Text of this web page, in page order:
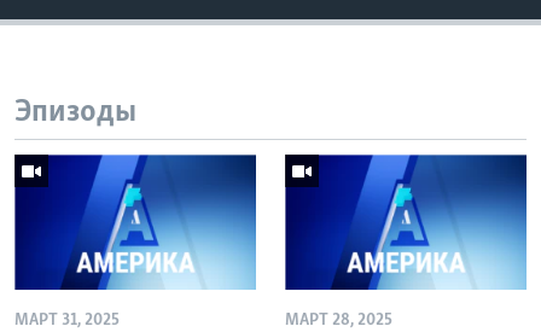
Эпизоды
МАРТ 31, 2025 МАРТ 28, 2025